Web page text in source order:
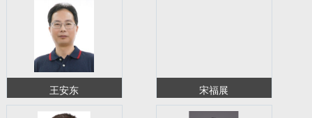
王安东 宋福展